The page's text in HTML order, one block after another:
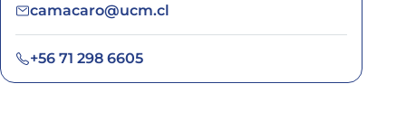
camacaro@ucm.cl
+56 71 298 6605